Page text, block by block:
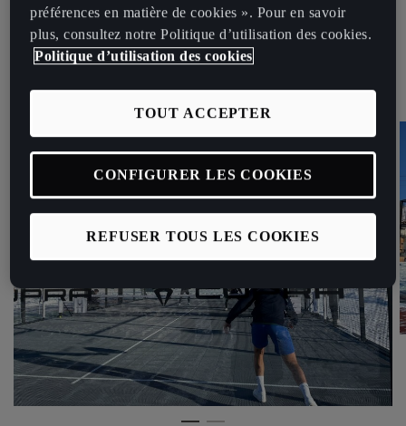
l’honneur la discipline du Padel. Dès aujourd’hui et jusqu’au jeudi 08
décembre inclus, un terrain de Padel outdoor éphémère est installé
en face du Lac de Tignes pour accueillir les athlètes et les espoirs
préférences en matière de cookies ». Pour en savoir
plus, consultez notre Politique d’utilisation des cookies.
Politique d’utilisation des cookies
REFUSER TOUS LES COOKIES
TOUT ACCEPTER
CONFIGURER LES COOKIES